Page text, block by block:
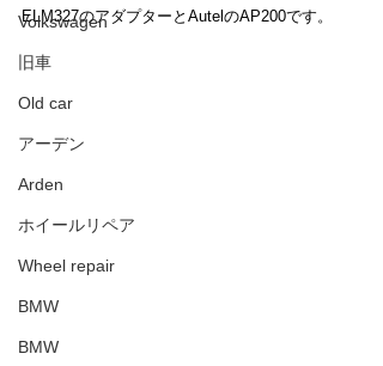
Volkswagen
旧車
Old car
アーデン
Arden
ホイールリペア
Wheel repair
BMW
BMW
ELM327のアダプターとAutelのAP200です。